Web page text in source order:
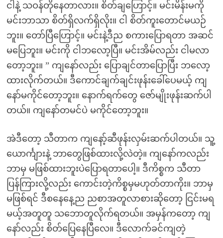
ငါနဲ့ သဝန်တိုနေတာလား။ စိတ်ချဟြောင့်။ မင်းမိန်းမကို
မင်းဘာသာ စိတ်ရှိလက်ရှိလိုး။ ငါ စိတ်ကူးတောင်မယဉ်
ဘူး။ တော်ပြီဟြောင့်။ မင်းနဲ့ဒီည စကားပြောရတာ အဆင်
မပြေဘူး။ မင်းကို ငါဘလော့ပြီ။ မင်းအိမ်လည်း ငါမလာ
တော့ဘူး။ ” ကျနော်လည်း ပြောချင်တာပြောပြီး ဘလော့
ထားလိုက်တယ်။ ဒီကောင်ချက်ချင်းဖုန်းခေါ်ပေမယ့် ကျ
နော်မကိုင်တော့ဘူး။ နောက်ရက်တွေ ဇော်မျိုးဖုန်းဆက်ပါ
တယ်။ ကျနော်တမင်ပဲ မကိုင်တော့ဘူး။
အဲဒီတော့ သီတာက ကျနော့်ဆီဖုန်းလှမ်းဆက်ပါတယ်။ သူ့
ယောင်္ကျားနဲ့ ဘာတွေဖြစ်ထားလို့လဲတဲ့။ ကျနော်ကလည်း
ဘာမှ မဖြစ်ထားဘူးပဲပြောရတာပေါ့။ ဒီကိစ္စက သီတာ
ပြန်ကြားလို့လည်း ကောင်းတဲ့ကိစ္စမှမဟုတ်တာကိုး။ ဘာမှ
မဖြစ်ရင် ဒီစနေနေ့ည ညစာအတူလာစားဆိုတော့ ငြင်းမရ
မယ့်အတူတူ သဘောတူလိုက်ရတယ်။ အမှန်ကတော့ ကျ
နော်လည်း စိတ်ပြေနေပြီလေ။ ဒီလောက်ခင်ကျတဲ့